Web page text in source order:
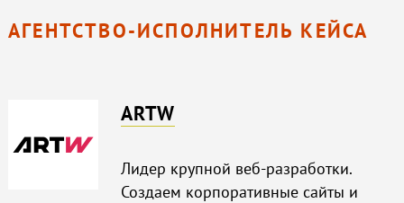
АГЕНТСТВО-ИСПОЛНИТЕЛЬ КЕЙСА
ARTW
Лидер крупной веб-разработки.
Создаем корпоративные сайты и